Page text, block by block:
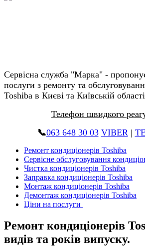
Сервісна служба "Марка" -
послуги з ремонту та
Toshiba в Києві та Київській
Телефон швидкого
📞063 648 30 03 VIBER |
Ремонт кондиціонерів Toshiba
Сервісне обслуговування
Чистка кондиціонерів Toshiba
Заправка кондиціонерів Toshiba
Монтаж кондиціонерів Toshiba
Демонтаж кондиціонерів Toshiba
Ціни на послуги
Ремонт кондиціонерів
видів та років випуску.